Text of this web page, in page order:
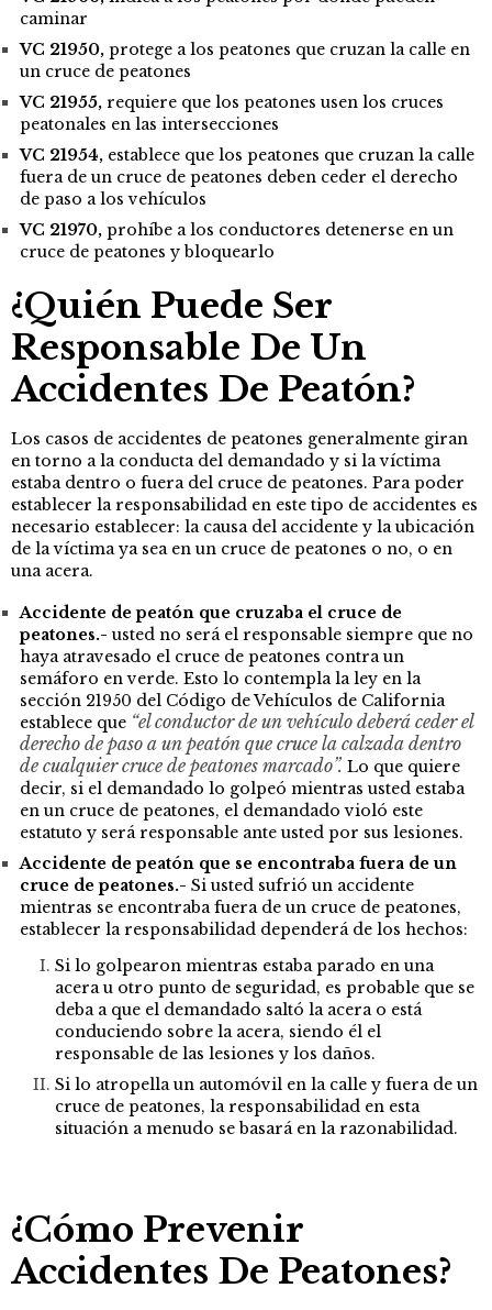
caminar
VC 21950, protege a los peatones que cruzan la calle en
un cruce de peatones
VC 21955, requiere que los peatones usen los cruces
peatonales en las intersecciones
VC 21954, establece que los peatones que cruzan la calle
fuera de un cruce de peatones deben ceder el derecho
de paso a los vehículos
VC 21970, prohíbe a los conductores detenerse en un
cruce de peatones y bloquearlo
¿Quién Puede Ser
Responsable De Un
Accidentes De Peatón?
Los casos de accidentes de peatones generalmente giran
en torno a la conducta del demandado y si la víctima
estaba dentro o fuera del cruce de peatones. Para poder
establecer la responsabilidad en este tipo de accidentes es
necesario establecer: la causa del accidente y la ubicación
de la víctima ya sea en un cruce de peatones o no, o en
una acera.
Accidente de peatón que cruzaba el cruce de
peatones.- usted no será el responsable siempre que no
haya atravesado el cruce de peatones contra un
semáforo en verde. Esto lo contempla la ley en la
sección 21950 del Código de Vehículos de California
establece que “el conductor de un vehículo deberá ceder el
derecho de paso a un peatón que cruce la calzada dentro
de cualquier cruce de peatones marcado”. Lo que quiere
decir, si el demandado lo golpeó mientras usted estaba
en un cruce de peatones, el demandado violó este
estatuto y será responsable ante usted por sus lesiones.
Accidente de peatón que se encontraba fuera de un
cruce de peatones.- Si usted sufrió un accidente
mientras se encontraba fuera de un cruce de peatones,
establecer la responsabilidad dependerá de los hechos:
Si lo golpearon mientras estaba parado en una
acera u otro punto de seguridad, es probable que se
deba a que el demandado saltó la acera o está
conduciendo sobre la acera, siendo él el
responsable de las lesiones y los daños.
Si lo atropella un automóvil en la calle y fuera de un
cruce de peatones, la responsabilidad en esta
situación a menudo se basará en la razonabilidad.
¿Cómo Prevenir
Accidentes De Peatones?